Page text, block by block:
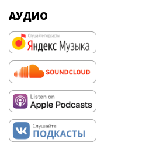
АУДИО